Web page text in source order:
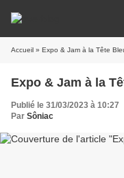
Accueil » Expo & Jam à la Tête
Expo & Jam à la
Publié le 31/03/2023 à 10:27
Par Sôniac